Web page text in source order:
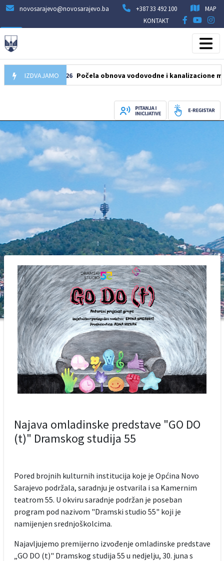
novosarajevo@novosarajevo.ba +387 33 492 100
MAP
KONTAKT
IZDVAJAMO
05.08.2026 Počela obnova vodovodne i kanalizacione mreže u
Najava omladinske predstave "GO DO
(t)" Dramskog studija 55
Pored brojnih kulturnih institucija koje je Općina Novo
Sarajevo podržala, saradnju je ostvarila i sa Kamernim
teatrom 55. U okviru saradnje podržan je poseban
program pod nazivom "Dramski studio 55" koji je
namijenjen srednjoškolcima.
Najavljujemo premijerno izvođenje omladinske predstave
„GO DO (t)" Dramskog studija 55 u nedjelju, 30. juna s